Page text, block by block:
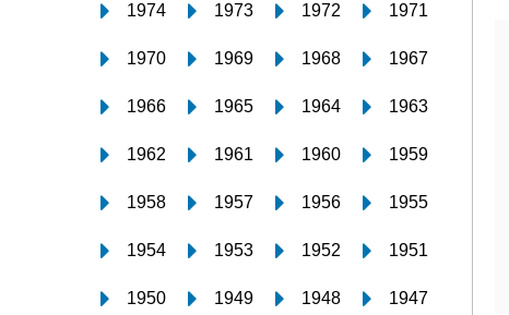
1974 1973 1972 1971
1970 1969 1968 1967
1966 1965 1964 1963
1962 1961 1960 1959
1958 1957 1956 1955
1954 1953 1952 1951
1950 1949 1948 1947